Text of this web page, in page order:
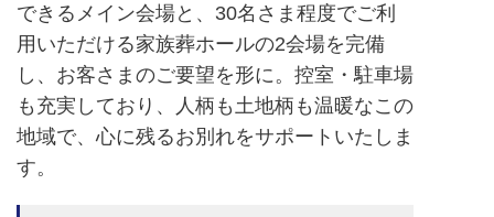
できるメイン会場と、30名さま程度でご利
用いただける家族葬ホールの2会場を完備
し、お客さまのご要望を形に。控室・駐車場
も充実しており、人柄も土地柄も温暖なこの
地域で、心に残るお別れをサポートいたしま
す。